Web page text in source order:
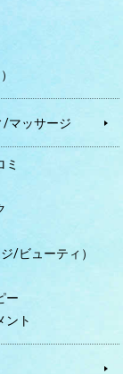
/マッサージ
ミ
/ビューティ）
ー
ント